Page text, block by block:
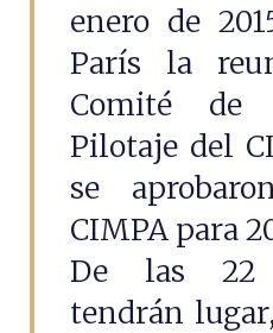
enero de
París la
Comité de
Pilotaje del
se
CIMPA para
De las 22
tendrán